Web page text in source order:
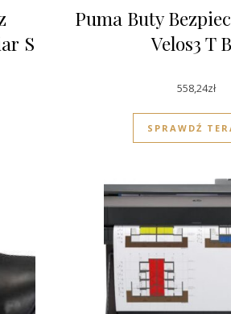
S
Puma Buty
Velos3 T
558,24zł
SPRAWDŹ